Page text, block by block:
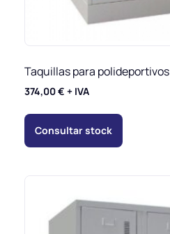
Taquillas para polideportivos
374,00€ + IVA
Consultar stock